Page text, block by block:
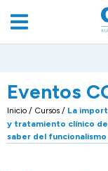
Eventos
Inicio / Cursos / La
y tratamiento clínico
saber del